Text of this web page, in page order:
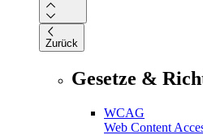
Zurück
Gesetze &
WCAG
Web Content